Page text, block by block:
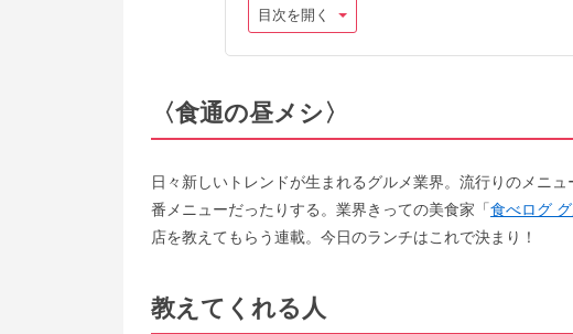
目次を開く
〈食通の昼メシ〉
日々新しいトレンドが生まれるグルメ業界。流行りのメニ
番メニューだったりする。業界きっての美食家「食べログ
店を教えてもらう連載。今日のランチはこれで決まり！
教えてくれる人